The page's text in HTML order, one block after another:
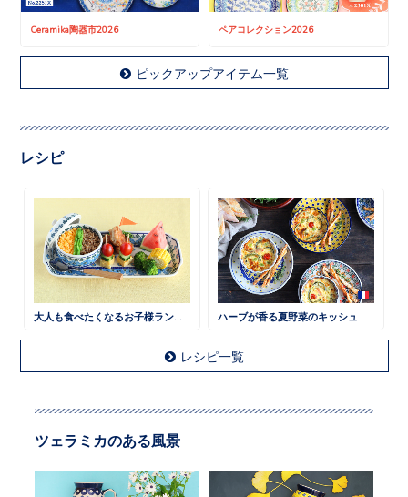
Ceramika陶器市2026 ペアコレクション2026
ピックアップアイテム一覧
レシピ
大人も食べたくなるお子様ランチ 鶏そぼろごはん ハーブが香る夏野菜のキッシュ
レシピ一覧
ツェラミカのある風景